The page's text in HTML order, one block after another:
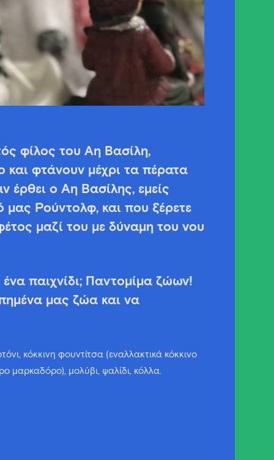
φίλος του Αη Βασίλη,
και φτάνουν μέχρι τα πέρατα
έρθει ο Αη Βασίλης, εμείς
μας Ρούντολφ, και που ξέρετε
μαζί του με δύναμη του νου
ένα παιχνίδι; Παντομίμα ζώων!
μας ζώα και να
κόκκινη φουντίτσα (εναλλακτικά κόκκινο
μαρκαδόρο), μολύβι, ψαλίδι, κόλλα.